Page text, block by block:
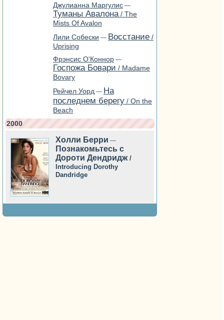
Джулианна Маргулис —
Туманы Авалона / The
Mists Of Avalon
Лили Собески — Восстание /
Uprising
Фрэнсис О'Коннор —
Госпожа Бовари / Madame
Bovary
Рейчел Уорд — На
последнем берегу / On the
Beach
2000
Холли Берри —
Познакомьтесь с
Дороти Дендридж/
Introducing Dorothy
Dandridge